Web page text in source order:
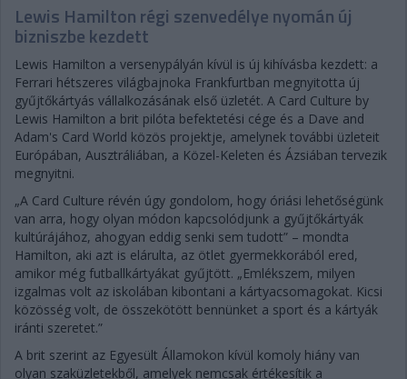
Lewis Hamilton régi szenvedélye nyomán új
bizniszbe kezdett
Lewis Hamilton a versenypályán kívül is új kihívásba kezdett: a
Ferrari hétszeres világbajnoka Frankfurtban megnyitotta új
gyűjtőkártyás vállalkozásának első üzletét. A Card Culture by
Lewis Hamilton a brit pilóta befektetési cége és a Dave and
Adam's Card World közös projektje, amelynek további üzleteit
Európában, Ausztráliában, a Közel-Keleten és Ázsiában tervezik
megnyitni.
„A Card Culture révén úgy gondolom, hogy óriási lehetőségünk
van arra, hogy olyan módon kapcsolódjunk a gyűjtőkártyák
kultúrájához, ahogyan eddig senki sem tudott” – mondta
Hamilton, aki azt is elárulta, az ötlet gyermekkorából ered,
amikor még futballkártyákat gyűjtött. „Emlékszem, milyen
izgalmas volt az iskolában kibontani a kártyacsomagokat. Kicsi
közösség volt, de összekötött bennünket a sport és a kártyák
iránti szeretet.”
A brit szerint az Egyesült Államokon kívül komoly hiány van
olyan szaküzletekből, amelyek nemcsak értékesítik a